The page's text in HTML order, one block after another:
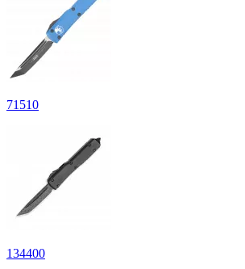
71 510
134400